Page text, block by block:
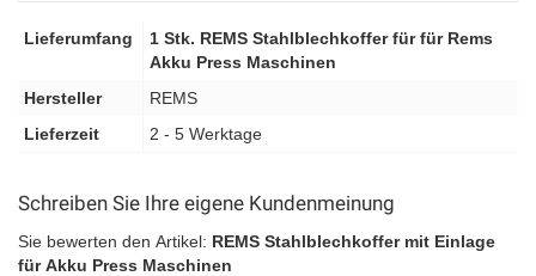
Lieferumfang
1 Stk. REMS Stahlblechkoffer für für Rems
Akku Press Maschinen
Hersteller
REMS
Lieferzeit
2 - 5 Werktage
Schreiben Sie Ihre eigene Kundenmeinung
Sie bewerten den Artikel: REMS Stahlblechkoffer mit Einlage
für Akku Press Maschinen